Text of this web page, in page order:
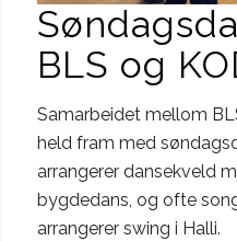
BLS og
Samarbeidet mellom
held fram med
arrangerer dansekveld
bygdedans, og ofte
arrangerer swing i Halli.